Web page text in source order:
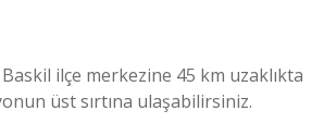
ilçe merkezine 45 km uzaklıkta
üst sırtına ulaşabilirsiniz.